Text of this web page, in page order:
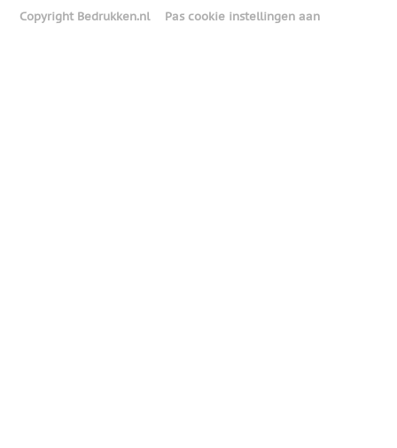
Copyright Bedrukken.nl Pas cookie instellingen aan